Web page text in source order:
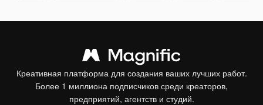
Креативная платформа для создания ваших лучших работ.
Более 1 миллиона подписчиков среди креаторов,
предприятий, агентств и студий.